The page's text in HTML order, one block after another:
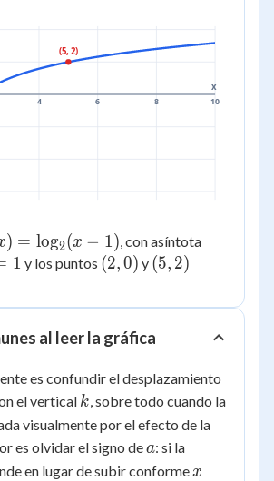
4 6 8 10
x
(5, 2)
=
) = log2(x − 1) , con asíntota
1 y los puntos (2,
(2,0) y (5,
(5, 2)
al leer la gráfica
es confundir el desplazamiento
el vertical k
k , sobre todo cuando la
visualmente por el efecto de la
es olvidar el signo dea
a: si la
en lugar de subir conforme x
x